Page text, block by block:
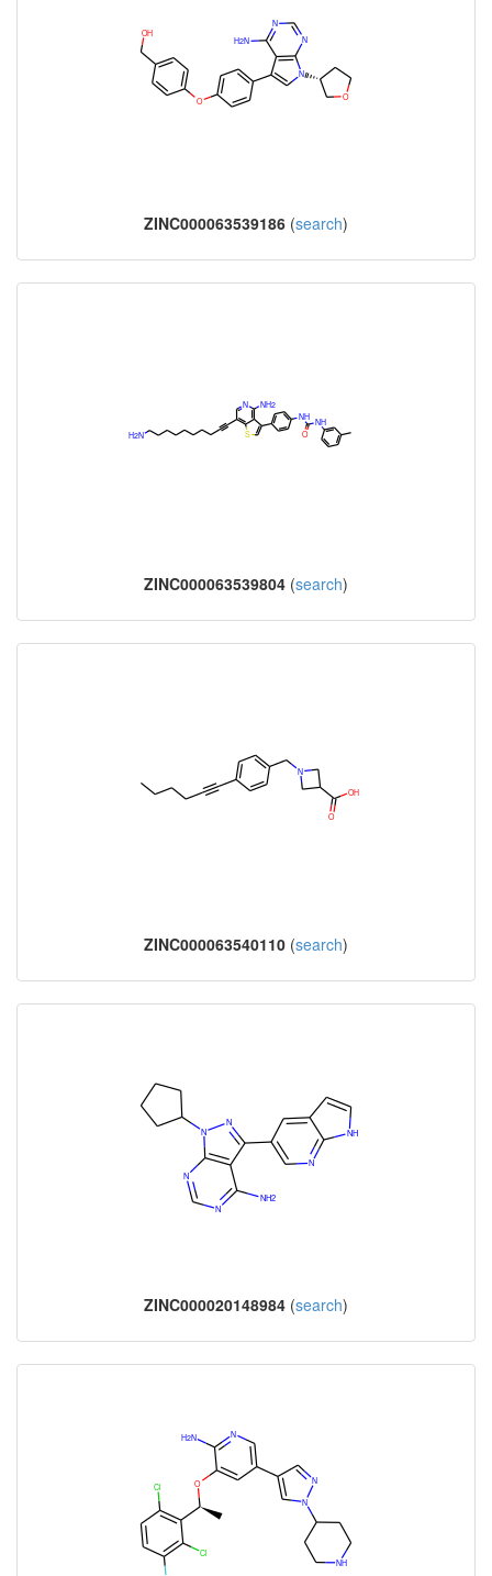
ZINC000063539186 (search)
ZINC000063539804 (search)
ZINC000063540110 (search)
ZINC000020148984 (search)